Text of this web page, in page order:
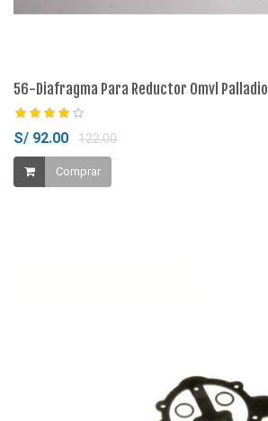
56-Diafragma Para Reductor Omvl Palladio
S/ 92.00 122.00
Comprar